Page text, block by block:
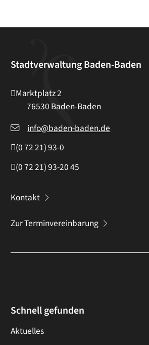
Stadtverwaltung Baden-Baden
Marktplatz 2
76530 Baden-Baden
info@baden-baden.de
(07221) 93-0
(07221) 93-2045
Kontakt
Zur Terminvereinbarung
Schnell gefunden
Aktuelles